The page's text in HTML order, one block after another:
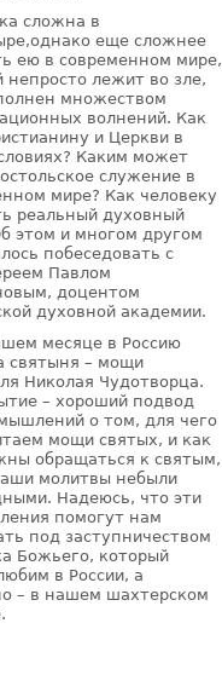
сложна в
еще сложнее
ею в современном мире,
непросто лежит во зле,
множеством
волнений. Как
и Церкви в
Каким может
служение в
мире? Как человеку
реальный духовный
этом и многом другом
побеседовать с
Павлом
доцентом
духовной академии.
месяце в Россию
святыня – мощи
Николая Чудотворца.
– хороший подвод
о том, для чего
мощи святых, и как
обращаться к святым,
молитвы небыли
Надеюсь, что эти
помогут нам
под заступничеством
Божьего, который
в России, а
– в нашем шахтерском